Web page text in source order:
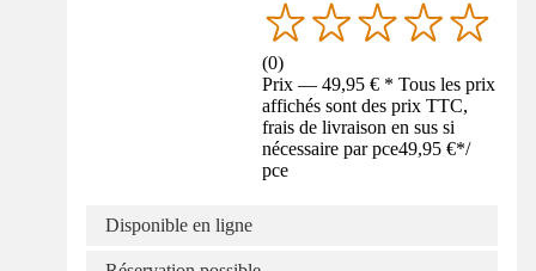
(0)
Prix — 49,95 € * Tous les prix
affichés sont des prix TTC,
frais de livraison en sus si
nécessaire par pce49,95 €*/
pce
Disponible en ligne